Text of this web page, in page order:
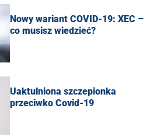
Nowy wariant COVID-19: XEC –
co musisz wiedzieć?
Uaktulniona szczepionka
przeciwko Covid-19